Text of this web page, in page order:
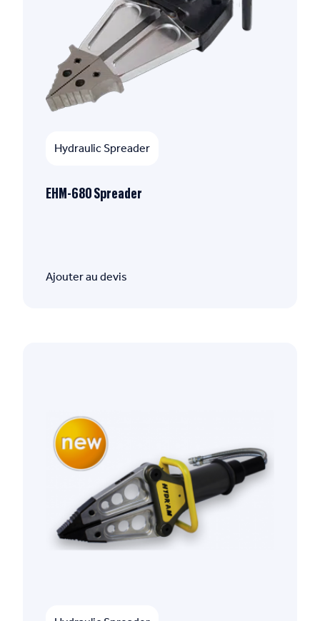
Hydraulic Spreader
EHM-680 Spreader
Ajouter au devis